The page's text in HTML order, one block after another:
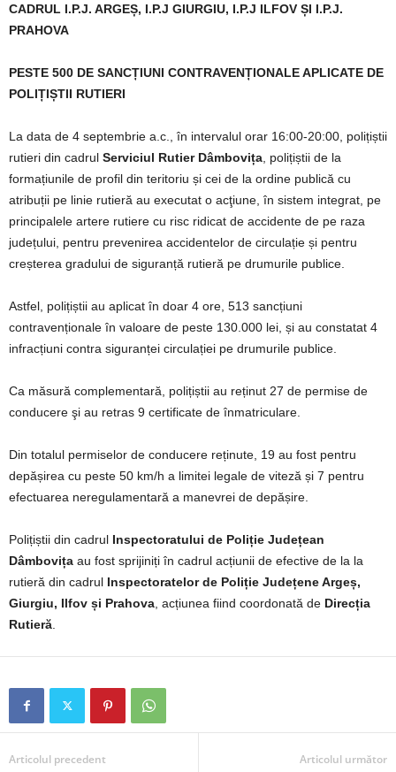
CADRUL I.P.J. ARGEȘ, I.P.J GIURGIU, I.P.J ILFOV ȘI I.P.J.
PRAHOVA
PESTE 500 DE SANCȚIUNI CONTRAVENȚIONALE APLICATE DE
POLIȚIȘTII RUTIERI
La data de 4 septembrie a.c., în intervalul orar 16:00-20:00, polițiștii
rutieri din cadrul Serviciul Rutier Dâmbovița , polițiștii de la
formațiunile de profil din teritoriu și cei de la ordine publică cu
atribuții pe linie rutieră au executat o acţiune, în sistem integrat, pe
principalele artere rutiere cu risc ridicat de accidente de pe raza
județului, pentru prevenirea accidentelor de circulație și pentru
creșterea gradului de siguranță rutieră pe drumurile publice.
Astfel, polițiștii au aplicat în doar 4 ore, 513 sancțiuni
contravenționale în valoare de peste 130.000 lei, și au constatat 4
infracțiuni contra siguranței circulației pe drumurile publice.
Ca măsură complementară, polițiștii au reținut 27 de permise de
conducere şi au retras 9 certificate de înmatriculare.
Din totalul permiselor de conducere reținute, 19 au fost pentru
depășirea cu peste 50 km/h a limitei legale de viteză și 7 pentru
efectuarea neregulamentară a manevrei de depășire.
Polițiștii din cadrul Inspectoratului de Poliție Județean
Dâmbovița au fost sprijiniți în cadrul acțiunii de efective de la la
rutieră din cadrul Inspectoratelor de Poliție Județene Argeș,
Giurgiu, Ilfov și Prahova , acțiunea fiind coordonată de Direcția
Rutieră
Articolul precedent Articolul următor